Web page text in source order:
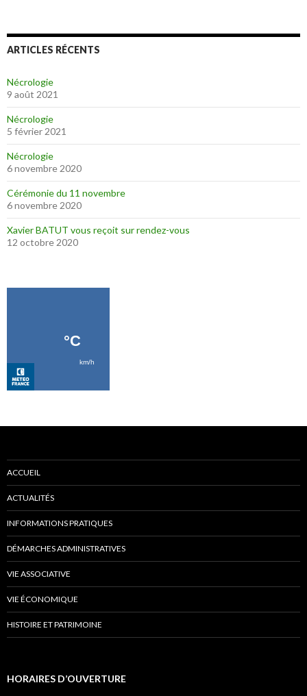
ARTICLES RÉCENTS
Nécrologie
9 août 2021
Nécrologie
5 février 2021
Nécrologie
6 novembre 2020
Cérémonie du 11 novembre
6 novembre 2020
Xavier BATUT vous reçoit sur rendez-vous
12 octobre 2020
ACCUEIL
ACTUALITÉS
INFORMATIONS PRATIQUES
DÉMARCHES ADMINISTRATIVES
VIE ASSOCIATIVE
VIE ÉCONOMIQUE
HISTOIRE ET PATRIMOINE
HORAIRES D’OUVERTURE